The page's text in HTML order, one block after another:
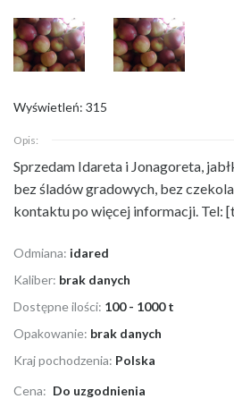
Wyświetleń: 315
Opis:
Sprzedam Idareta i Jonagoreta,
bez śladówgradowych, bez
kontaktu po więcej informacji. Tel:
Odmiana: idared
Kaliber: brak danych
Dostępne ilości: 100 - 1000 t
Opakowanie: brak danych
Kraj pochodzenia: Polska
Cena: Do uzgodnienia